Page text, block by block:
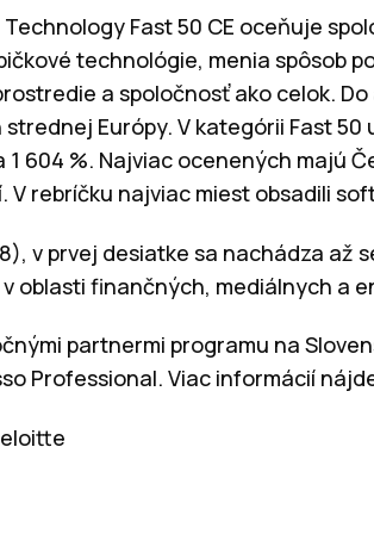
Fast 50 CE oceňuje
technológie, menia spôsob
a spoločnosť ako celok.
strednej Európy. V kategórii Fast
1 604 %. Najviac ocenených majú
V rebríčku najviac miest obsadili
v prvej desiatke sa nachádza až
v oblasti finančných, mediálnych a
partnermi programu na
Professional. Viac informácií